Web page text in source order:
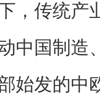
传统产业
中国制造
始发的中